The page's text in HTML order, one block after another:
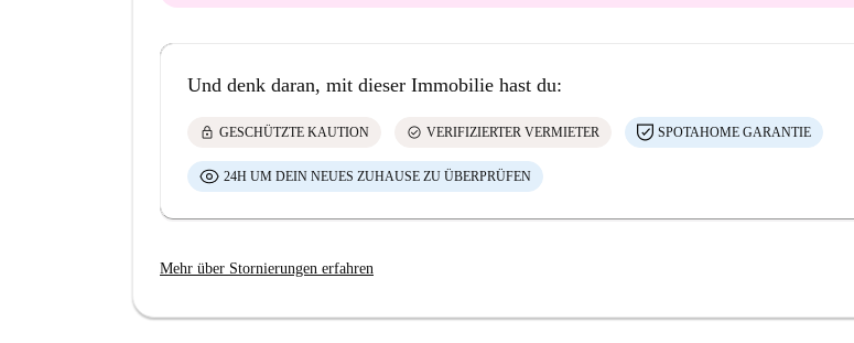
Und denk daran, mit dieser Immobilie hast du:
lock GESCHÜTZTE KAUTION check_circle VERIFIZIERTER VERMIETER SPOTAHOME GARANTIE
24H UM DEIN NEUES ZUHAUSE ZU ÜBERPRÜFEN
Mehr über Stornierungen erfahren